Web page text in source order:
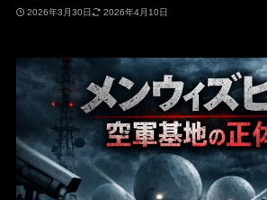
2026年3月30日 2026年4月10日